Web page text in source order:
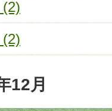
12月